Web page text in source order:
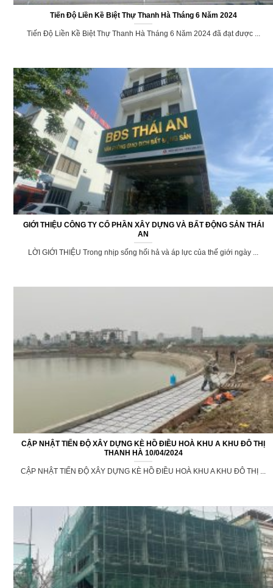
Tiến Độ Liền Kề Biệt Thự Thanh Hà Tháng 6 Năm 2024
Tiến Độ Liền Kề Biệt Thự Thanh Hà Tháng 6 Năm 2024 đã đạt được ...
GIỚI THIỆU CÔNG TY CỔ PHẦN XÂY DỰNG VÀ BẤT ĐỘNG SẢN THÁI
AN
LỜI GIỚI THIỆU Trong nhịp sống hối hả và áp lực của thế giới ngày ...
CẬP NHẬT TIẾN ĐỘ XÂY DỰNG KÈ HỒ ĐIỀU HOÀ KHU A KHU ĐÔ THỊ
THANH HÀ 10/04/2024
CẬP NHẬT TIẾN ĐỘ XÂY DỰNG KÈ HỒ ĐIỀU HOÀ KHU A KHU ĐÔ THỊ ...